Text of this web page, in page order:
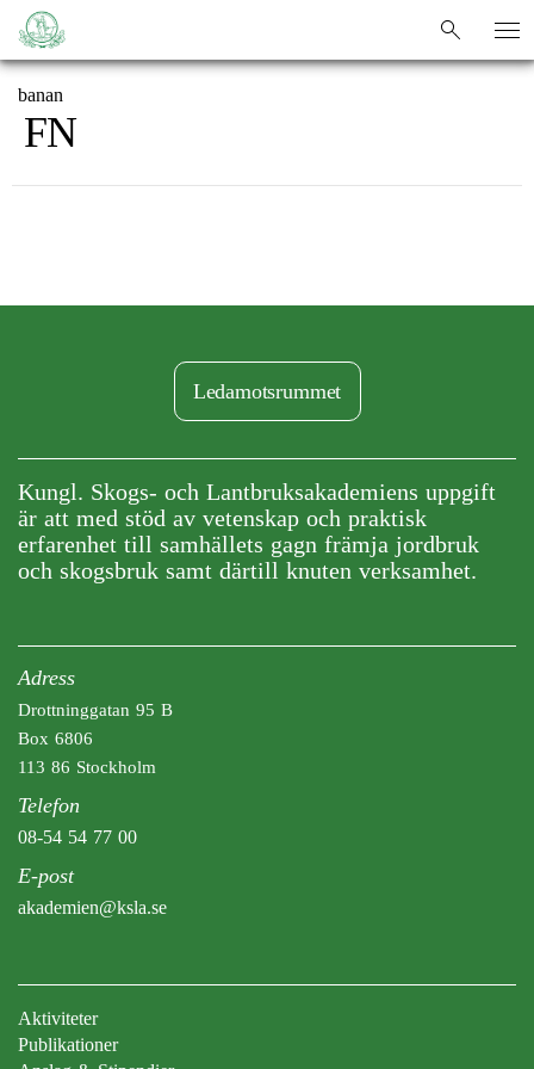
sök
sök
HEM
banan
FN
Ledamotsrummet
Kungl. Skogs- och Lantbruksakademiens uppgift
är att med stöd av vetenskap och praktisk
erfarenhet till samhällets gagn främja jordbruk
och skogsbruk samt därtill knuten verksamhet.
Adress
Drottninggatan 95 B
Box 6806
113 86 Stockholm
Telefon
08-54 54 77 00
E-post
akademien@ksla.se
Aktiviteter
Publikationer